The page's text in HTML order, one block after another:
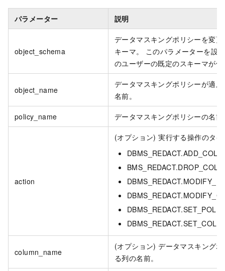
パラメーター 説明
object_schema
データマスキングポリシーを変
キーマ。 このパラメーターを設
のユーザーの既定のスキーマが
object_name
データマスキングポリシーが適
名前。
policy_name データマスキングポリシーの名前
action
(オプション) 実行する操作のタ
column_name
(オプション) データマスキング
る列の名前。